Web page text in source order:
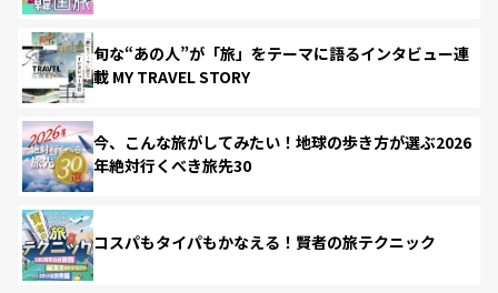
旬な“あの人”が「旅」をテーマに語るインタビュー連
載 MY TRAVEL STORY
今、こんな旅がしてみたい！地球の歩き方が選ぶ2026
年絶対行くべき旅先30
コスパもタイパもかなえる！賢者の旅テクニック